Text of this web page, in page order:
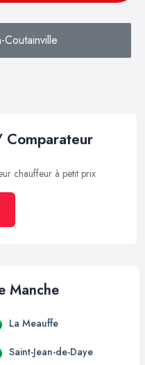
chauffeur à petit prix
Manche
La Meauffe
Saint-Jean-de-Daye